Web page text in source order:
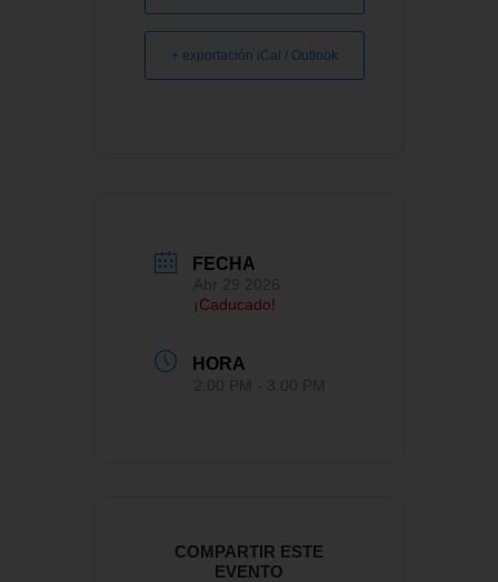
+ exportación iCal / Outlook
FECHA
¡Caducado!
HORA
COMPARTIR ESTE
EVENTO